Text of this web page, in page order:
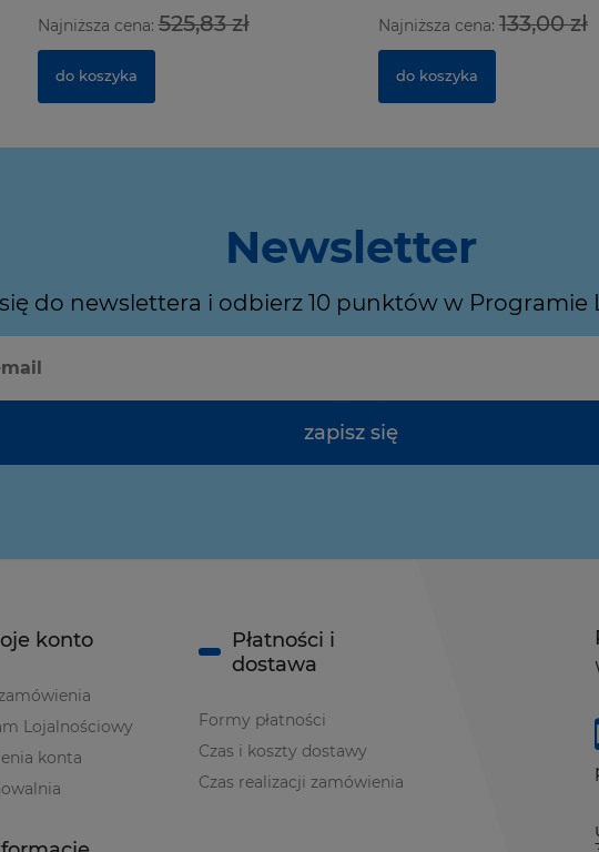
Najniższa cena:525,83 zł
do koszyka
Najniższa cena: 133,00 zł
do koszyka
Newsletter
do newslettera i odbierz 10 punktów w Programie
zapisz się
konto
Lojalnościowy
konta
Płatności i
dostawa
Formy płatności
Czas i koszty dostawy
Czas realizacji zamówienia